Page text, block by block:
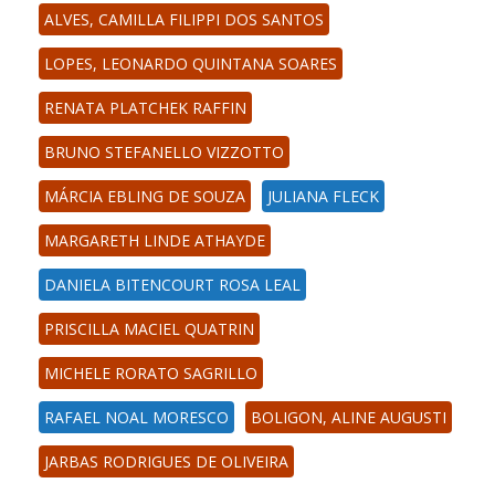
ALVES, CAMILLA FILIPPI DOS SANTOS
LOPES, LEONARDO QUINTANA SOARES
RENATA PLATCHEK RAFFIN
BRUNO STEFANELLO VIZZOTTO
MÁRCIA EBLING DE SOUZA JULIANA FLECK
MARGARETH LINDE ATHAYDE
DANIELA BITENCOURT ROSA LEAL
PRISCILLA MACIEL QUATRIN
MICHELE RORATO SAGRILLO
RAFAEL NOAL MORESCO BOLIGON, ALINE AUGUSTI
JARBAS RODRIGUES DE OLIVEIRA